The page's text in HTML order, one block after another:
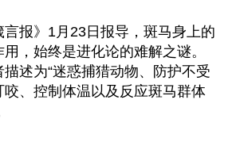
报》1月23日报导，斑马身上的
，始终是进化论的难解之谜。
述为“迷惑捕猎动物、防护不受
、控制体温以及反应斑马群体